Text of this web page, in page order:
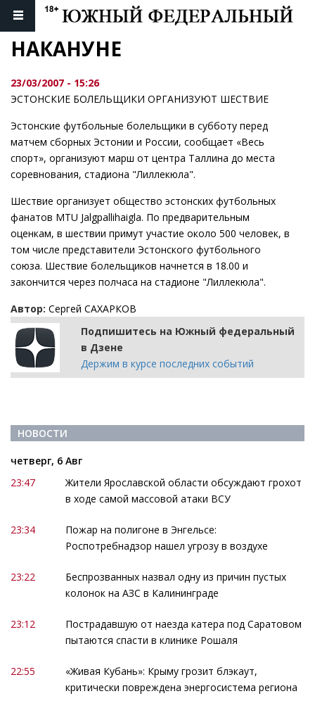
НАКАНУНЕ
23/03/2007 - 15:26
ЭСТОНСКИЕ БОЛЕЛЬЩИКИ ОРГАНИЗУЮТ ШЕСТВИЕ
Эстонские футбольные болельщики в субботу перед
матчем сборных Эстонии и России, сообщает «Весь
спорт», организуют марш от центра Таллина до места
соревнования, стадиона "Лиллекюла".
Шествие организует общество эстонских футбольных
фанатов МТU Jalgpallihaigla. По предварительным
оценкам, в шествии примут участие около 500 человек, в
том числе представители Эстонского футбольного
союза. Шествие болельщиков начнется в 18.00 и
закончится через полчаса на стадионе "Лиллекюла".
Автор: Сергей САХАРКОВ
Подпишитесь на Южный федеральный
в Дзене
Держим в курсе последних событий
НОВОСТИ
четверг, 6 Авг
23:47
Жители Ярославской области обсуждают грохот
в ходе самой массовой атаки ВСУ
23:34
Пожар на полигоне в Энгельсе:
Роспотребнадзор нашел угрозу в воздухе
23:22
Беспрозванных назвал одну из причин пустых
колонок на АЗС в Калининграде
23:12
Пострадавшую от наезда катера под Саратовом
пытаются спасти в клинике Рошаля
22:55
«Живая Кубань»: Крыму грозит блэкаут,
критически повреждена энергосистема региона